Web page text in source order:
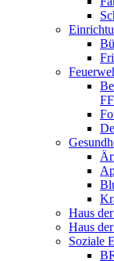
Haus
Haus
Soziale